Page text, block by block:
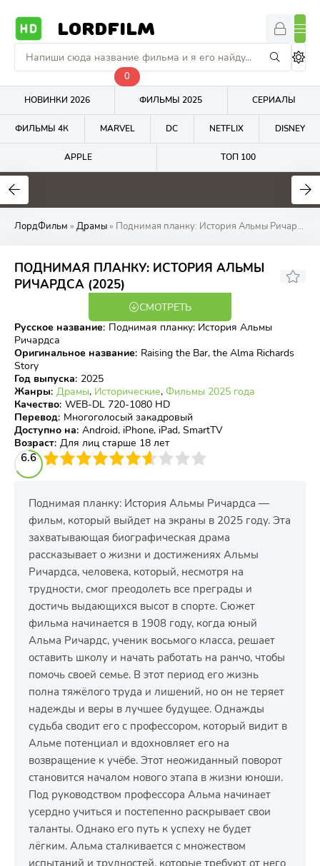
LORDFILM
НОВИНКИ 2026
0
ФИЛЬМЫ 2025 СЕРИАЛЫ
ФИЛЬМЫ 4К MARVEL DC NETFLIX DISNEY
APPLE ТОП 100
7.6
ЛордФильм » Драмы» Поднимая планку: История Альмы Ричардса (2025) онлайн бесплатно на LordFilm
ПОДНИМАЯ ПЛАНКУ: ИСТОРИЯ АЛЬМЫ
РИЧАРДСА (2025)
СМОТРЕТЬ
Русское название: Поднимая планку: История Альмы
Ричардса
Оригинальное название: Raising the Bar, the Alma Richards
Story
Год выпуска: 2025
Жанры: Драмы, Исторические, Фильмы 2025 года
Качество: WEB-DL 720-1080 HD
Перевод: Многоголосый закадровый
Доступно на: Android, iPhone, iPad, SmartTV
Возраст: Для лиц старше 18 лет
6.6
4 5 6 7 8 9 10
Поднимая планку: История Альмы Ричардса —
фильм, который выйдет на экраны в 2025 году. Эта
захватывающая биографическая драма
рассказывает о жизни и достижениях Альмы
Ричардса, человека, который, несмотря на
трудности, смог преодолеть все преграды и
достичь выдающихся высот в спорте. Сюжет
фильма начинается в 1908 году, когда юный
Альма Ричардс, ученик восьмого класса, решает
оставить школу и начать работать на ранчо, чтобы
помочь своей семье. В этот период его жизнь
полна тяжёлого труда и лишений, но он не теряет
надежды и веры в лучшее будущее. Однажды
судьба сводит его с профессором, который видит в
Альме потенциал и вдохновляет его на
возвращение к учёбе. Этот неожиданный поворот
становится началом нового этапа в жизни юноши.
Под руководством профессора Альма начинает
усердно учиться и постепенно раскрывает свои
таланты. Однако его путь к успеху не будет
лёгким. Альма сталкивается с множеством
испытаний и трудностей, которые требуют от него